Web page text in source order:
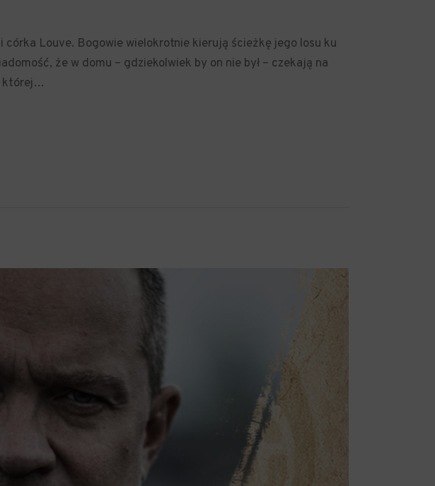
Louve. Bogowie wielokrotnie kierują ścieżkę jego losu ku
że w domu – gdziekolwiek by on nie był – czekają na
której…